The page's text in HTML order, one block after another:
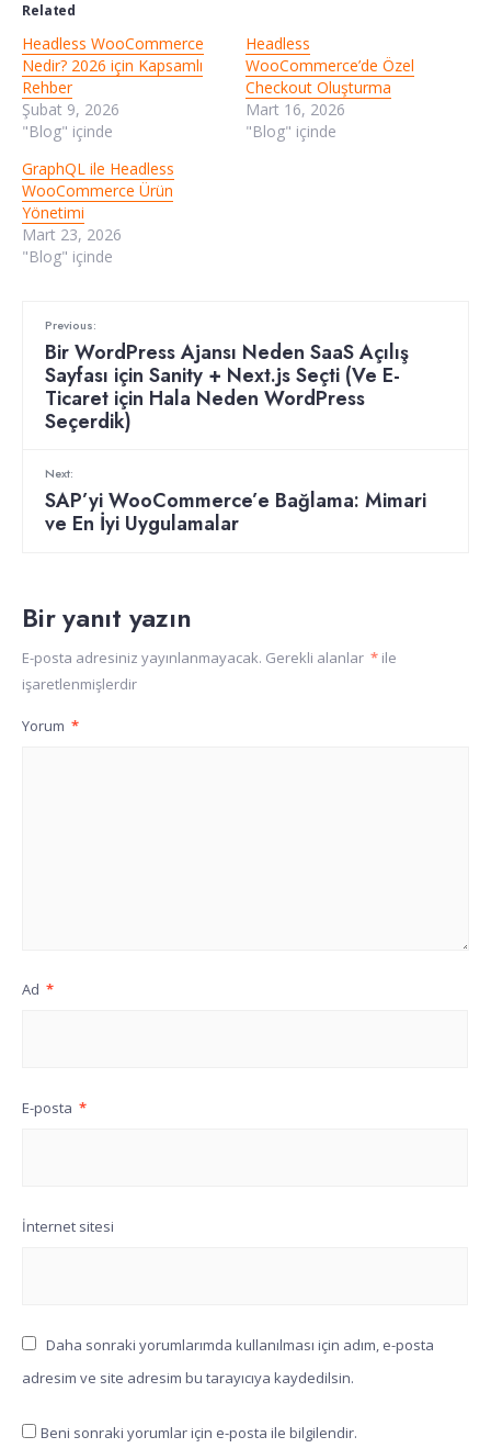
Related
Headless WooCommerce
Nedir? 2026 için Kapsamlı
Rehber
Şubat 9, 2026
"Blog" içinde
Headless
WooCommerce’de Özel
Checkout Oluşturma
Mart 16, 2026
"Blog" içinde
GraphQL ile Headless
WooCommerce Ürün
Yönetimi
Mart 23, 2026
"Blog" içinde
Previous:
Bir WordPress Ajansı Neden SaaS Açılış
Sayfası için Sanity + Next.js Seçti (Ve E-
Ticaret için Hala Neden WordPress
Seçerdik)
Next:
SAP’yi WooCommerce’e Bağlama: Mimari
ve En İyi Uygulamalar
Bir yanıt yazın
E-posta adresiniz yayınlanmayacak. Gerekli alanlar * ile
işaretlenmişlerdir
Yorum *
Ad *
E-posta *
İnternet sitesi
Daha sonraki yorumlarımda kullanılması için adım, e-posta
adresim ve site adresim bu tarayıcıya kaydedilsin.
Beni sonraki yorumlar için e-posta ile bilgilendir.